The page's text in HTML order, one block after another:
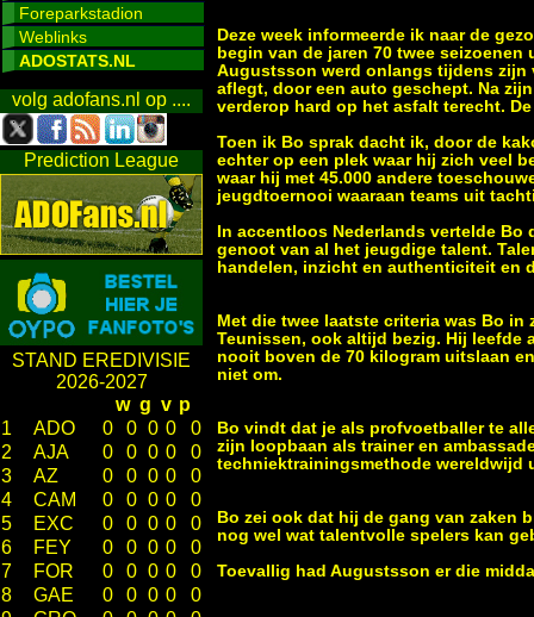
Foreparkstadion
Weblinks
ADOSTATS.NL
volg adofans.nl op ....
Prediction League
STAND EREDIVISIE
2026-2027
w g v p
1
ADO 0 0 0 0
0
2
AJA 0 0 0 0
0
3
AZ 0 0 0 0
0
4
CAM 0 0 0 0
0
5
EXC 0 0 0 0
0
6
FEY 0 0 0 0
0
7
FOR 0 0 0 0
0
8
GAE 0 0 0 0
0
Deze week informeerde ik naar de
begin van de jaren 70 twee seizoenen
Augustsson werd onlangs tijdens zijn
aflegt, door een auto geschept. Na
verderop hard op het asfalt terecht.
Toen ik Bo sprak dacht ik, door de
echter op een plek waar hij zich veel
waar hij met 45.000 andere
jeugdtoernooi waaraan teams uit
In accentloos Nederlands vertelde
genoot van al het jeugdige talent.
handelen, inzicht en authenticiteit en
Met die twee laatste criteria was Bo
Teunissen, ook altijd bezig. Hij leefde
nooit boven de 70 kilogram uitslaan
niet om.
Bo vindt dat je als profvoetballer te
zijn loopbaan als trainer en
techniektrainingsmethode wereldwijd
Bo zei ook dat hij de gang van zaken
nog wel wat talentvolle spelers kan
Toevallig had Augustsson er die